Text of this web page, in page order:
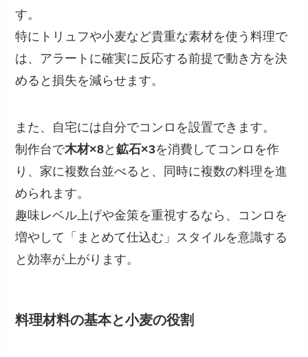
す。
特にトリュフや小麦など貴重な素材を使う料理で
は、アラートに確実に反応する前提で動き方を決
めると損失を減らせます。
また、自宅には自分でコンロを設置できます。
制作台で木材×8と鉱石×3を消費してコンロを作
り、家に複数台並べると、同時に複数の料理を進
められます。
趣味レベル上げや金策を重視するなら、コンロを
増やして「まとめて仕込む」スタイルを意識する
と効率が上がります。
料理材料の基本と小麦の役割